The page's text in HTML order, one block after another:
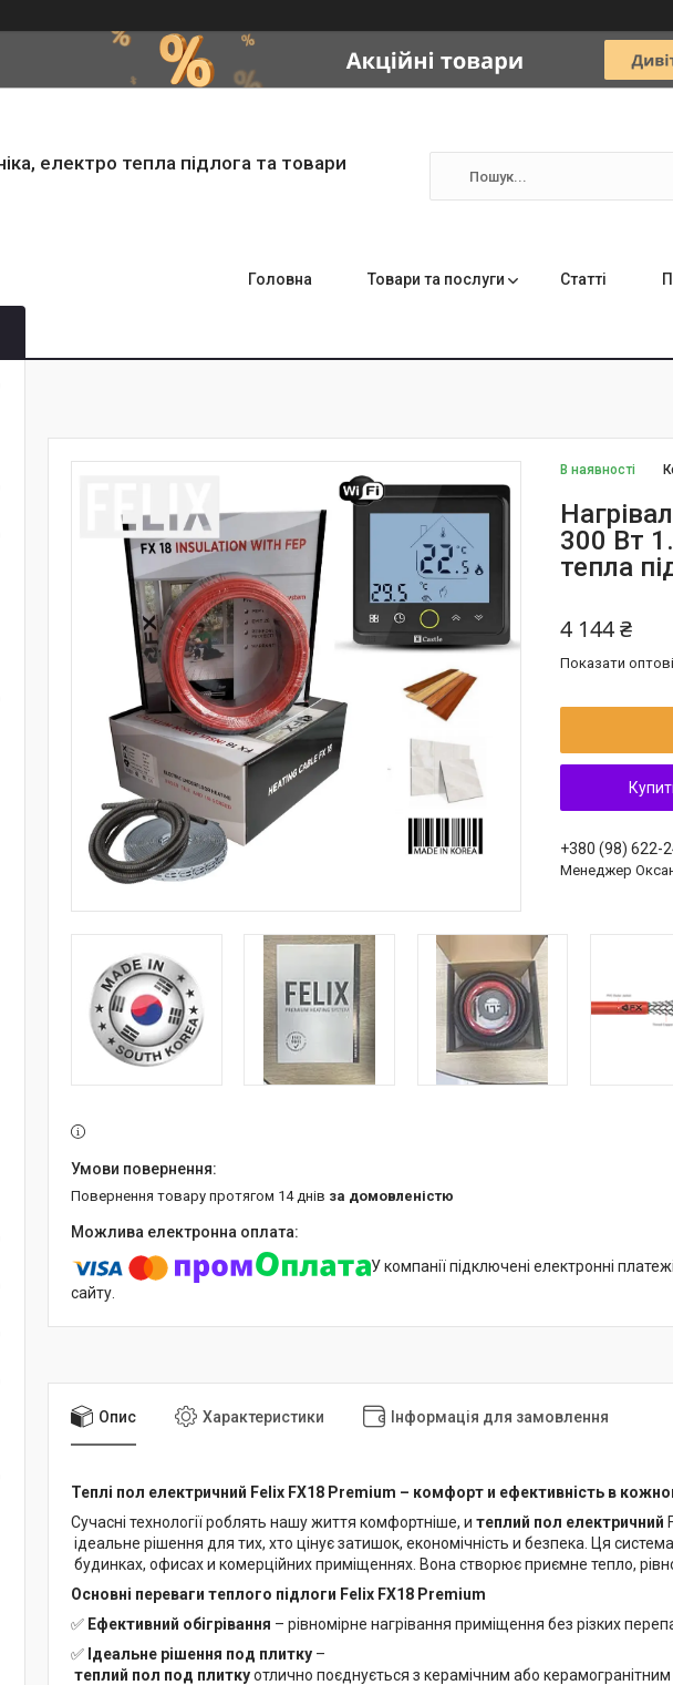
електро тепла підлога та товари
Головна Товари та послуги Статті
В наявності
300 Вт
тепла
4 144 ₴
Показати оптові
+380 (98) 622-
Менеджер
повернення товару протягом 14 днів за домовленістю
У компанії підключені електронні
сайту.
Опис Характеристики Інформація для замовлення
Теплі пол електричний Felix FX18 Premium – комфорт и ефективність в
Сучасні технології роблять нашу життя комфортніше, и теплий пол електричний
ідеальне рішення для тих, хто цінує затишок, економічність и безпека. Ця
будинках, офисах и комерційних приміщеннях. Вона створює приємне тепло,
Основні переваги теплого підлоги Felix FX18 Premium
✅ Ефективний обігрівання – рівномірне нагрівання приміщення без різких
✅ Ідеальне рішення под плитку –
теплий пол под плиткуотлично поєднується з керамічним або